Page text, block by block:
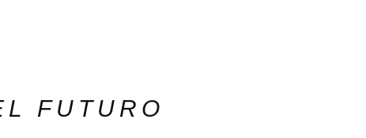
FUTURO